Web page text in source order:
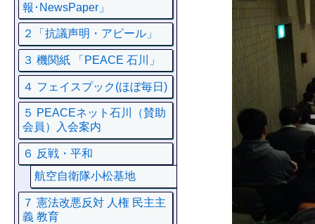
報･NewsPaper」
２「抗議声明・アピール」
３ 機関紙 「PEACE 石川」
４ フェイスプック(ほぼ毎日)
５ PEACEネット石川（賛助
会員）入会案内
６ 反戦・平和
航空自衛隊小松基地
７ 憲法改悪反対 人権 民主主
義 教育